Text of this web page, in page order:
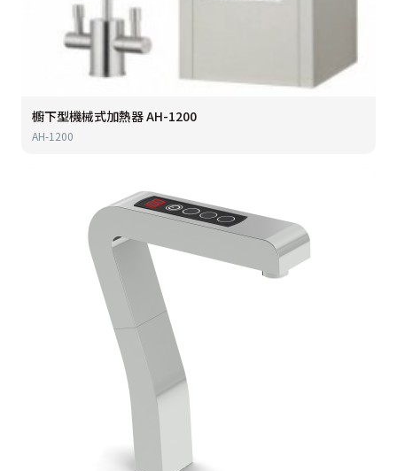
櫥下型機械式加熱器 AH-1200
AH-1200